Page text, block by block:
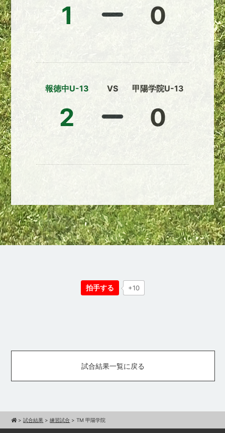
1 0
報徳中U-13
2
VS 甲陽学院U-13
0
拍手する +10
試合結果一覧に戻る
>試合結果 >練習試合 >TM 甲陽学院